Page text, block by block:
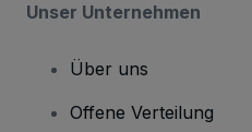
Unser Unternehmen
Über uns
Offene Verteilung